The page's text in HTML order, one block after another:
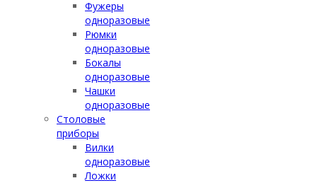
Фужеры
одноразовые
Рюмки
одноразовые
Бокалы
одноразовые
Чашки
одноразовые
Столовые
приборы
Вилки
одноразовые
Ложки